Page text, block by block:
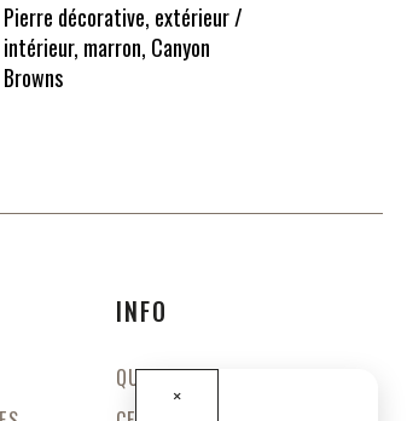
Pierre décorative, extérieur /
intérieur, marron, Canyon
Browns
INFO
QUI SOMMES-NOUS?
×